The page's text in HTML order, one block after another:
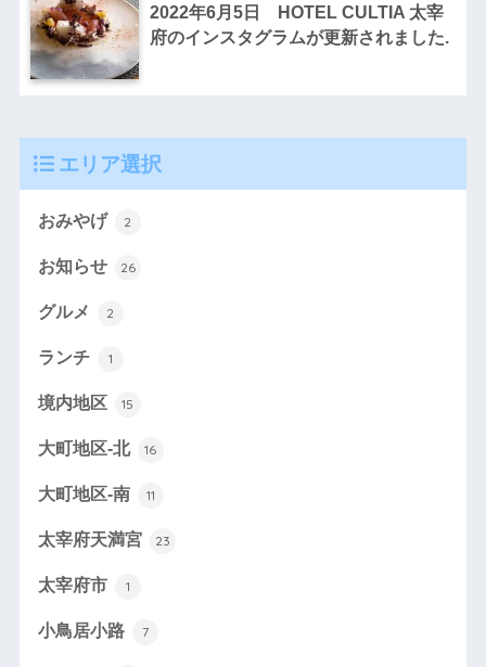
2022年6月5日 HOTEL CULTIA 太宰
府のインスタグラムが更新されました.
エリア選択
おみやげ 2
お知らせ 26
グルメ 2
ランチ 1
境内地区 15
大町地区-北 16
大町地区-南 11
太宰府天満宮 23
太宰府市 1
小鳥居小路 7